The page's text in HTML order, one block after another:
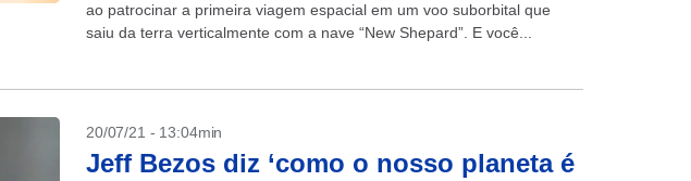
ao patrocinar a primeira viagem espacial em um voo suborbital que
saiu da terra verticalmente com a nave “New Shepard”. E você...
20/07/21 - 13:04min
Jeff Bezos diz ‘como o nosso planeta é